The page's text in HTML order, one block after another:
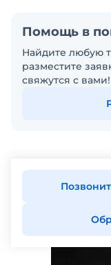
Помощь в
Найдите любую
разместите
свяжутся с вами!